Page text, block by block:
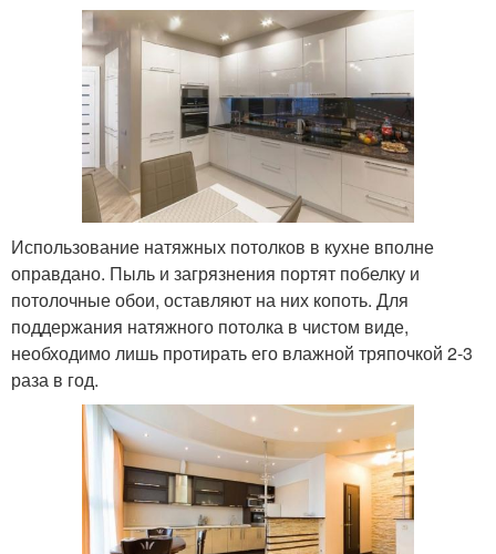
Использование натяжных потолков в кухне вполне
оправдано. Пыль и загрязнения портят побелку и
потолочные обои, оставляют на них копоть. Для
поддержания натяжного потолка в чистом виде,
необходимо лишь протирать его влажной тряпочкой 2-3
раза в год.